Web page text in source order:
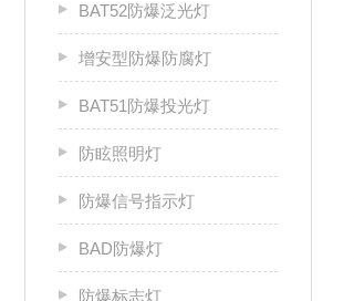
BAT52防爆泛光灯
增安型防爆防腐灯
BAT51防爆投光灯
防眩照明灯
防爆信号指示灯
BAD防爆灯
防爆标志灯